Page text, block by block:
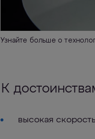
Узнайте больше о
К
высокая